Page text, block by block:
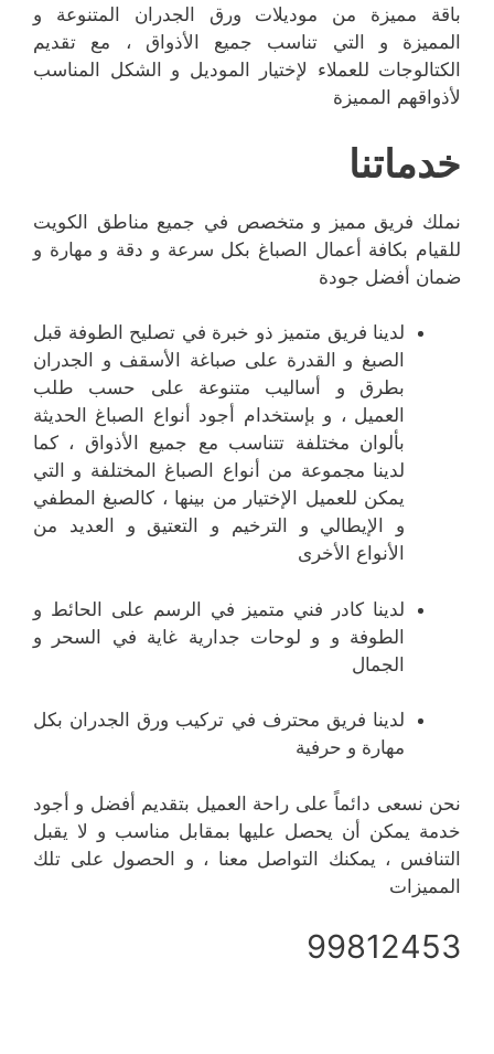
باقة مميزة من موديلات ورق الجدران المتنوعة و
المميزة و التي تناسب جميع الأذواق ، مع تقديم
الكتالوجات للعملاء لإختيار الموديل و الشكل المناسب
لأذواقهم المميزة
خدماتنا
نملك فريق مميز و متخصص في جميع مناطق الكويت
للقيام بكافة أعمال الصباغ بكل سرعة و دقة و مهارة و
ضمان أفضل جودة
لدينا فريق متميز ذو خبرة في تصليح الطوفة قبل
الصبغ و القدرة على صباغة الأسقف و الجدران
بطرق و أساليب متنوعة على حسب طلب
العميل ، و بإستخدام أجود أنواع الصباغ الحديثة
بألوان مختلفة تتناسب مع جميع الأذواق ، كما
لدينا مجموعة من أنواع الصباغ المختلفة و التي
يمكن للعميل الإختيار من بينها ، كالصبغ المطفي
و الإيطالي و الترخيم و التعتيق و العديد من
الأنواع الأخرى
لدينا كادر فني متميز في الرسم على الحائط و
الطوفة و و لوحات جدارية غاية في السحر و
الجمال
لدينا فريق محترف في تركيب ورق الجدران بكل
مهارة و حرفية
نحن نسعى دائماً على راحة العميل بتقديم أفضل و أجود
خدمة يمكن أن يحصل عليها بمقابل مناسب و لا يقبل
التنافس ، يمكنك التواصل معنا ، و الحصول على تلك
المميزات
99812453